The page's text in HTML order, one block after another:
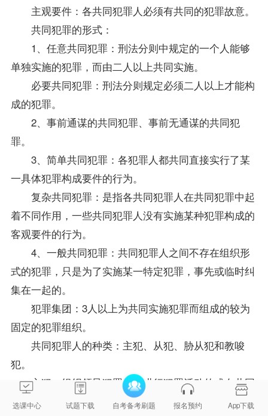
主观要件：各共同犯罪人必须有共同的犯罪故意。
共同犯罪的形式：
1、任意共同犯罪：刑法分则中规定的一个人能够
单独实施的犯罪，而由二人以上共同实施。
必要共同犯罪：刑法分则规定必须二人以上才能构
成的犯罪。
2、事前通谋的共同犯罪、事前无通谋的共同犯
罪。
3、简单共同犯罪：各犯罪人都共同直接实行了某
一具体犯罪构成要件的行为。
复杂共同犯罪：是指各共同犯罪人在共同犯罪中起
着不同作用，一些共同犯罪人没有实施某种犯罪构成的
客观要件的行为。
4、一般共同犯罪：共同犯罪人之间不存在组织形
式的犯罪，只是为了实施某一特定犯罪，事先或临时纠
集在一起的。
犯罪集团：3人以上为共同实施犯罪而组成的较为
固定的犯罪组织。
共同犯罪人的种类：主犯、从犯、胁从犯和教唆
犯。
主犯：组织领导犯罪集团进行犯罪活动的或在共同
犯罪中起主要作用的，是主犯。
选课中心 试题下载 自考备考刷题 报名预约 App下载